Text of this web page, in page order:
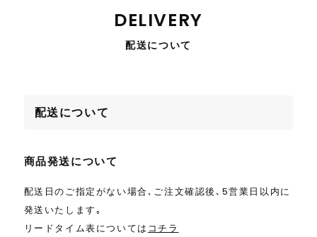
DELIVERY
配送について
配送について
商品発送について
配送日のご指定がない場合､ご注文確認後､5営業日以内に
発送いたします｡
リードタイム表については コチラ